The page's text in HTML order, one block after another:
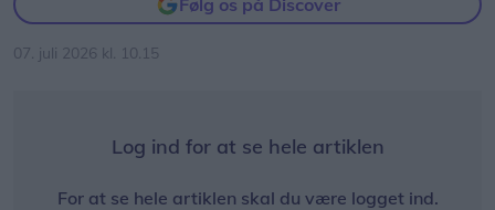
Følg os på Discover
07. juli 2026 kl. 10.15
Log ind for at se hele artiklen
For at se hele artiklen skal du være logget ind.